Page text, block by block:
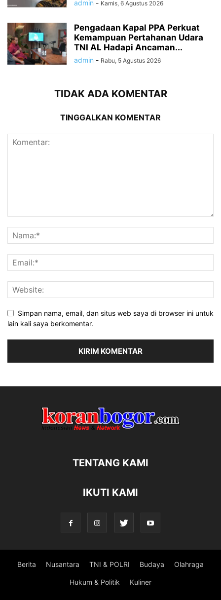
admin - Kamis, 6 Agustus 2026
Pengadaan Kapal PPA Perkuat
Kemampuan Pertahanan Udara
TNI AL Hadapi Ancaman...
admin - Rabu, 5 Agustus 2026
TIDAK ADA KOMENTAR
TINGGALKAN KOMENTAR
Simpan nama, email, dan situs web saya di browser ini untuk
lain kali saya berkomentar.
TENTANG KAMI
IKUTI KAMI
Berita Nusantara TNI & POLRI Budaya Olahraga
Hukum & Politik Kuliner